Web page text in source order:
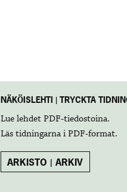
NÄKÖISLEHTI | TRYCKTA
Lue lehdet PDF-tiedostoina.
Läs tidningarna i PDF-format.
ARKISTO | ARKIV